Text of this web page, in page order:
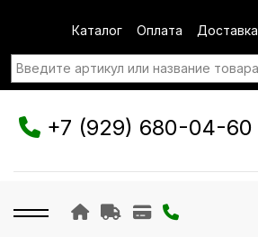
Каталог Оплата Доставка
+7 (929) 680-04-60